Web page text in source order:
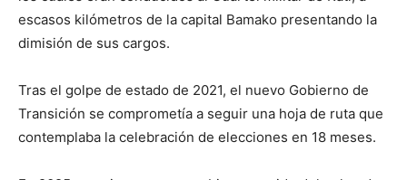
escasos kilómetros de la capital Bamako presentando la
dimisión de sus cargos.
Tras el golpe de estado de 2021, el nuevo Gobierno de
Transición se comprometía a seguir una hoja de ruta que
contemplaba la celebración de elecciones en 18 meses.